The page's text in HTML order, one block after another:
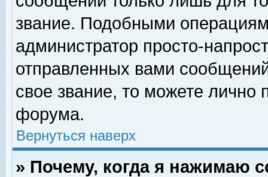
звание. Подобными
администратор просто-
отправленных вами
свое звание, то можете лично
форума.
Вернуться наверх
» Почему, когда я нажимаю